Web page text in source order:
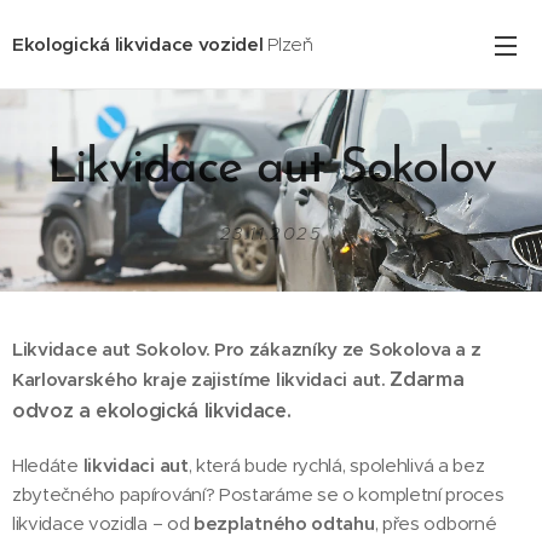
Ekologická likvidace vozidel Plzeň
Likvidace aut Sokolov
23.11.2025
Likvidace aut Sokolov. Pro zákazníky ze Sokolova a z
Karlovarského kraje zajistíme likvidaci aut. Zdarma
odvoz a ekologická likvidace.
Hledáte likvidaci aut, která bude rychlá, spolehlivá a bez
zbytečného papírování? Postaráme se o kompletní proces
likvidace vozidla – od bezplatného odtahu, přes odborné